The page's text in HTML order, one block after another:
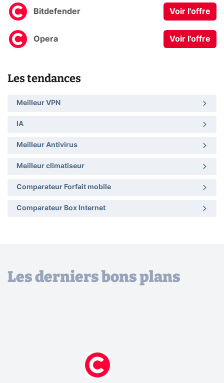
Bitdefender Voir l'offre
Opera Voir l'offre
Les tendances
Meilleur VPN
IA
Meilleur Antivirus
Meilleur climatiseur
Comparateur Forfait mobile
Comparateur Box Internet
Les derniers bons plans